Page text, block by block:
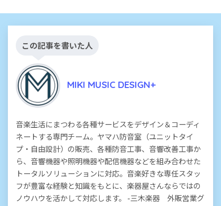
この記事を書いた人
MIKI MUSIC DESIGN+
音楽生活にまつわる各種サービスをデザイン＆コーディ
ネートする専門チーム。ヤマハ防音室（ユニットタイ
プ・自由設計）の販売、各種防音工事、音響改善工事か
ら、音響機器や照明機器や配信機器などを組み合わせた
トータルソリューションに対応。音楽好きな専任スタッ
フが豊富な経験と知識をもとに、楽器屋さんならではの
ノウハウを活かして対応します。 -三木楽器 外販営業グ